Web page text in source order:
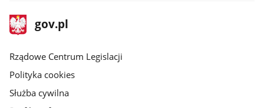
stopka
gov.plStrona
gov.pl
Rządowe Centrum Legislacji
Polityka cookies
Służba cywilna